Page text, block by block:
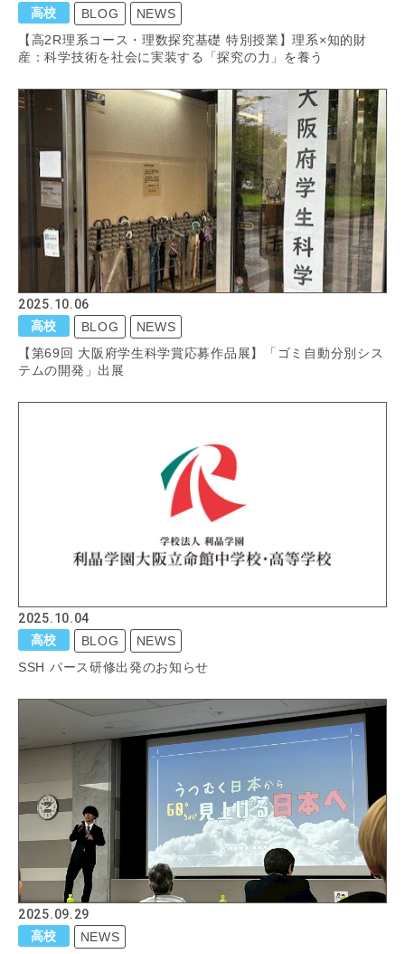
高校 BLOG
NEWS
【高2R理系コース・理数探究基礎 特別授業】理系×知的財
産：科学技術を社会に実装する「探究の力」を養う
2025.10.06
高校
BLOG
NEWS
【第69回 大阪府学生科学賞応募作品展】「ゴミ自動分別シス
テムの開発」出展
2025.10.04
高校
BLOG
NEWS
SSH パース研修出発のお知らせ
2025.09.29
高校
NEWS